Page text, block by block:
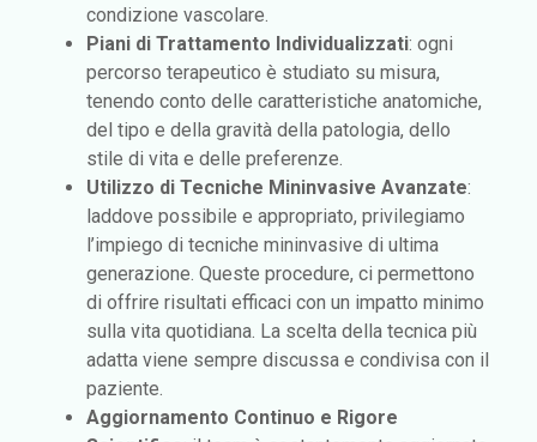
condizione vascolare.
Piani di Trattamento Individualizzati: ogni
percorso terapeutico è studiato su misura,
tenendo conto delle caratteristiche anatomiche,
del tipo e della gravità della patologia, dello
stile di vita e delle preferenze.
Utilizzo di Tecniche Mininvasive Avanzate:
laddove possibile e appropriato, privilegiamo
l’impiego di tecniche mininvasive di ultima
generazione. Queste procedure, ci permettono
di offrire risultati efficaci con un impatto minimo
sulla vita quotidiana. La scelta della tecnica più
adatta viene sempre discussa e condivisa con il
paziente.
Aggiornamento Continuo e Rigore